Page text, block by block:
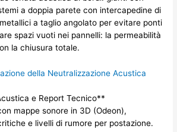
a doppia parete con intercapedine di
a taglio angolato per evitare ponti
spazi vuoti nei pannelli: la permeabilità
la chiusura totale.
della Neutralizzazione Acustica
e Report Tecnico**
mappe sonore in 3D (Odeon),
e livelli di rumore per postazione.